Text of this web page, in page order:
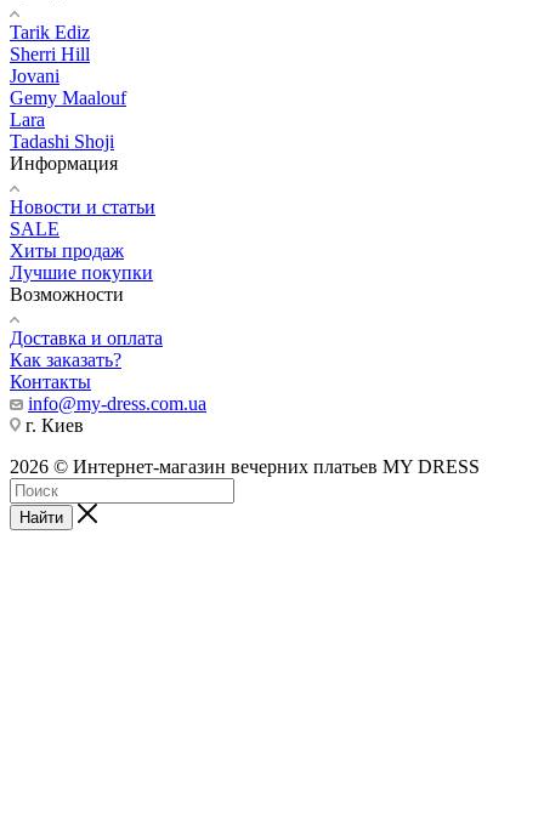
Tarik Ediz
Sherri Hill
Jovani
Gemy Maalouf
Lara
Tadashi Shoji
Информация
Новости и статьи
SALE
Хиты продаж
Лучшие покупки
Возможности
Доставка и оплата
Как заказать?
Контакты
info@my-dress.com.ua
г. Киев
2026 © Интернет-магазин вечерних платьев MY DRESS
Найти